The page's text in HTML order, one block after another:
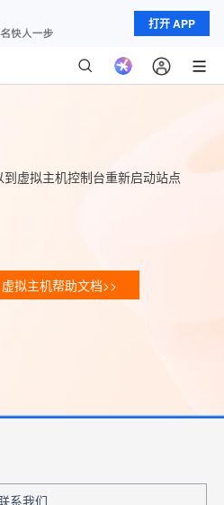
打开 APP
虚拟主机控制台重新启动站点
拟主机帮助文档>>